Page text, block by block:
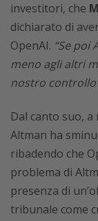
investitori, che
dichiarato di
OpenAI. “Se poi
meno agli altri
nostro
Dal canto suo, a
Altman ha
ribadendo che
problema di
presenza di
tribunale come